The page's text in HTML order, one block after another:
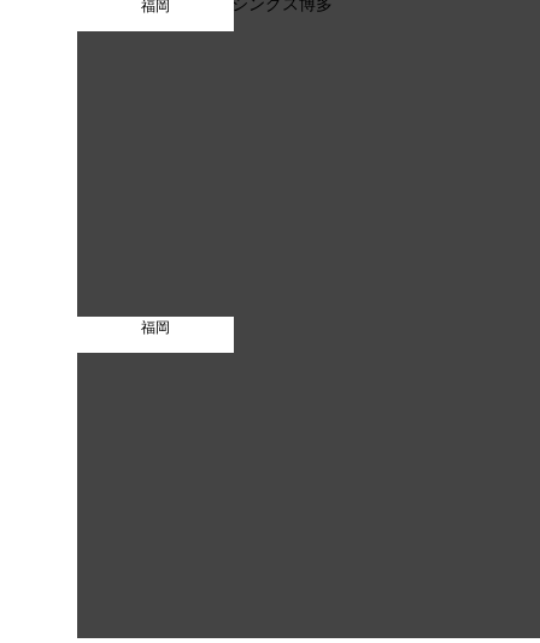
福岡
福岡